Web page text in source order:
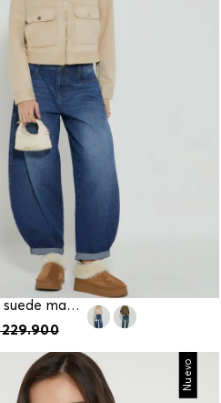
Chaqueta de suede manga larga
229.900
Nuevo